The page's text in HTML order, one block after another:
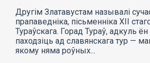
Другім Златавустам называлі
прапаведніка, пісьменніка XII
Тураўскага. Горад Тураў, адкуль
паходзіць ад славянскага тур —
якому няма роўных...